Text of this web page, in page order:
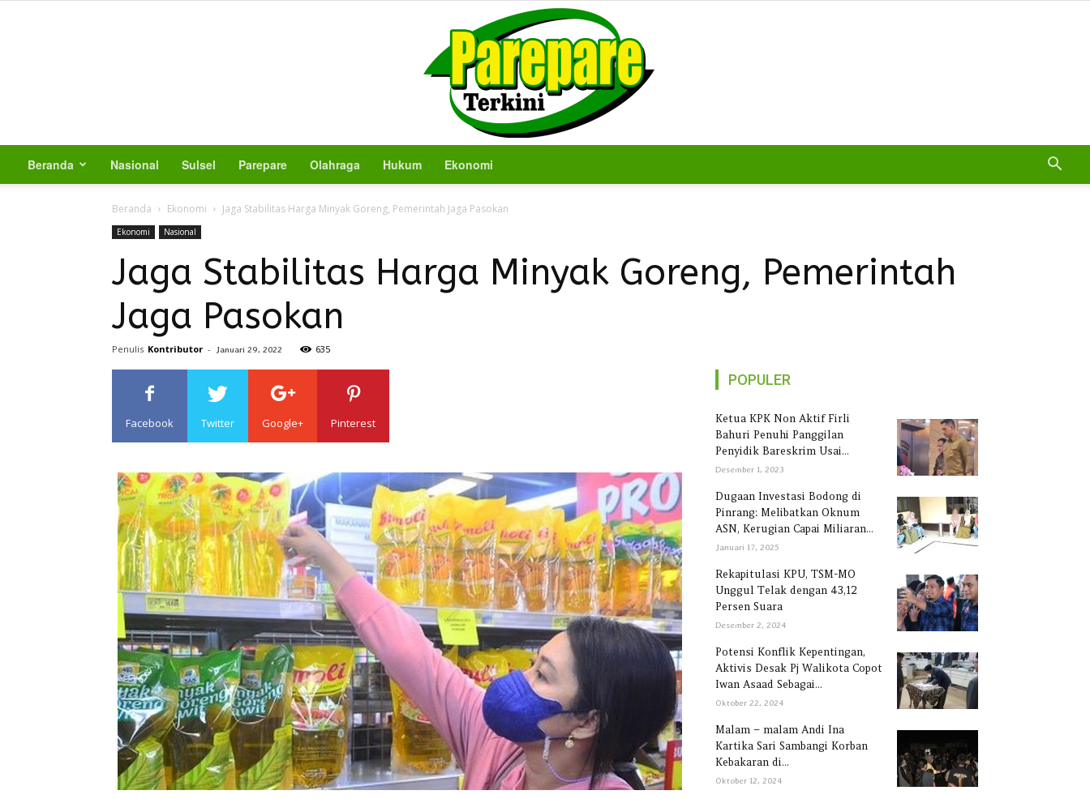
Sulawesi
Beranda Nasional Sulsel Parepare Olahraga Hukum Ekonomi
Beranda Ekonomi Jaga Stabilitas Harga Minyak Goreng, Pemerintah Jaga Pasokan
Ekonomi Nasional
Jaga Stabilitas Harga Minyak Goreng, Pemerintah
Jaga Pasokan
Penulis Kontributor - Januari 29, 2022 635
Facebook Twitter Google+ Pinterest
POPULER
Ketua KPK Non Aktif Firli
Bahuri Penuhi Panggilan
Penyidik Bareskrim Usai...
Desember 1, 2023
Dugaan Investasi Bodong di
Pinrang: Melibatkan Oknum
ASN, Kerugian Capai Miliaran...
Januari 17, 2025
Rekapitulasi KPU, TSM-MO
Unggul Telak dengan 43,12
Persen Suara
Desember 2, 2024
Potensi Konflik Kepentingan,
Aktivis Desak Pj Walikota Copot
Iwan Asaad Sebagai...
Oktober 22, 2024
Malam – malam Andi Ina
Kartika Sari Sambangi Korban
Kebakaran di...
Oktober 12, 2024